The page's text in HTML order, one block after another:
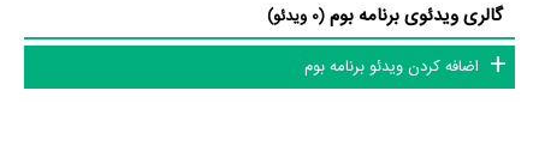
عوامل برنامه بوم
گالری ویدئوی برنامه بوم(0 ویدئو)
اضافه کردن ویدئو برنامه بوم